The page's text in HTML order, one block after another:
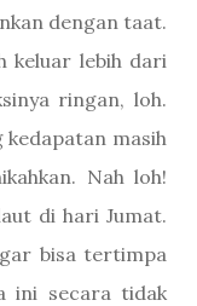
dengan taat.
keluar lebih dari
ringan, loh.
masih
Nah loh!
di hari Jumat.
bisa tertimpa
ini secara tidak